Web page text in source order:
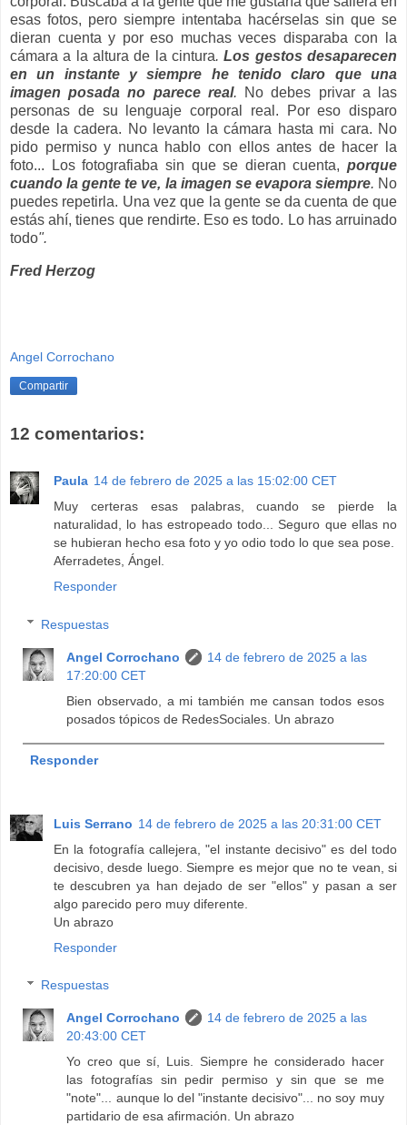
esas fotos, pero siempre intentaba hacérselas sin que se
dieran cuenta y por eso muchas veces disparaba con la
cámara a la altura de la cintura.Los gestos desaparecen
en un instante y siempre he tenido claro que una
imagen posada no parece real.
No debes privar a las
personas de su lenguaje corporal real. Por eso disparo
desde la cadera. No levanto la cámara hasta mi cara. No
pido permiso y nunca hablo con ellos antes de hacer la
foto... Los fotografiaba sin que se dieran cuenta, porque
cuando la gente te ve, la imagen se evapora siempre. No
puedes repetirla. Una vez que la gente se da cuenta de que
estás ahí, tienes que rendirte. Eso es todo. Lo has arruinado
todo".
Fred Herzog
Angel Corrochano
Compartir
12 comentarios:
Paula 14 de febrero de 2025 a las 15:02:00 CET
Muy certeras esas palabras, cuando se pierde la
naturalidad, lo has estropeado todo... Seguro que ellas no
se hubieran hecho esa foto y yo odio todo lo que sea pose.
Aferradetes, Ángel.
Responder
Respuestas
Angel Corrochano
14 de febrero de 2025 a las
17:20:00 CET
Bien observado, a mi también me cansan todos esos
posados tópicos de RedesSociales. Un abrazo
Responder
Luis Serrano 14 de febrero de 2025 a las 20:31:00 CET
En la fotografía callejera, "el instante decisivo" es del todo
decisivo, desde luego. Siempre es mejor que no te vean, si
te descubren ya han dejado de ser "ellos" y pasan a ser
algo parecido pero muy diferente.
Un abrazo
Responder
Respuestas
Angel Corrochano
14 de febrero de 2025 a las
20:43:00 CET
Yo creo que sí, Luis. Siempre he considerado hacer
las fotografías sin pedir permiso y sin que se me
"note"... aunque lo del "instante decisivo"... no soy muy
partidario de esa afirmación. Un abrazo